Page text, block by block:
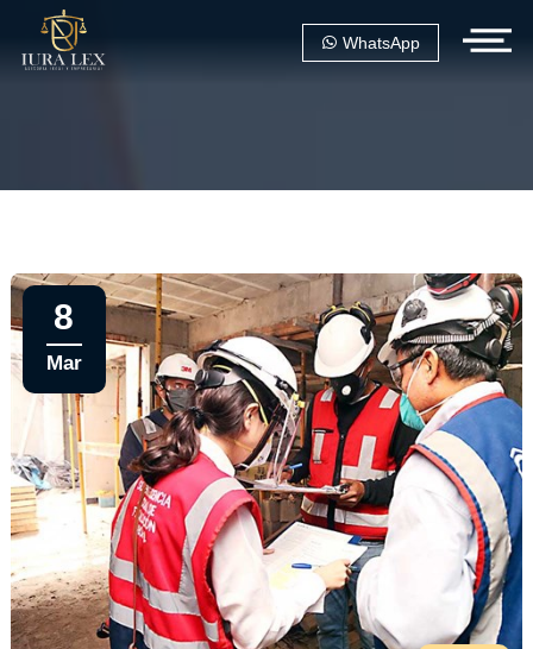
WhatsApp
8
Mar